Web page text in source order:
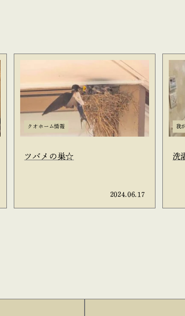
クオホーム情報
ツバメの巣☆
2024.06.17
我
洗